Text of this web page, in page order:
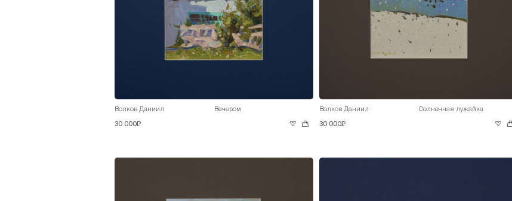
Волков Даниил Вечером
30 000₽
Волков Даниил Солнечная лужайка
30 000₽